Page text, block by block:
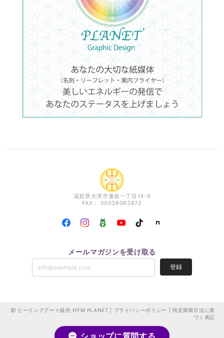
滋賀県大津市逢坂一丁目14-9
FAX： 05036063872
メールマガジンを受け取る
登録
ヒーリングアート販売 HYM PLANET | プライバシーポリシー
特定商取引法に基
づく表記
ショップに質問する